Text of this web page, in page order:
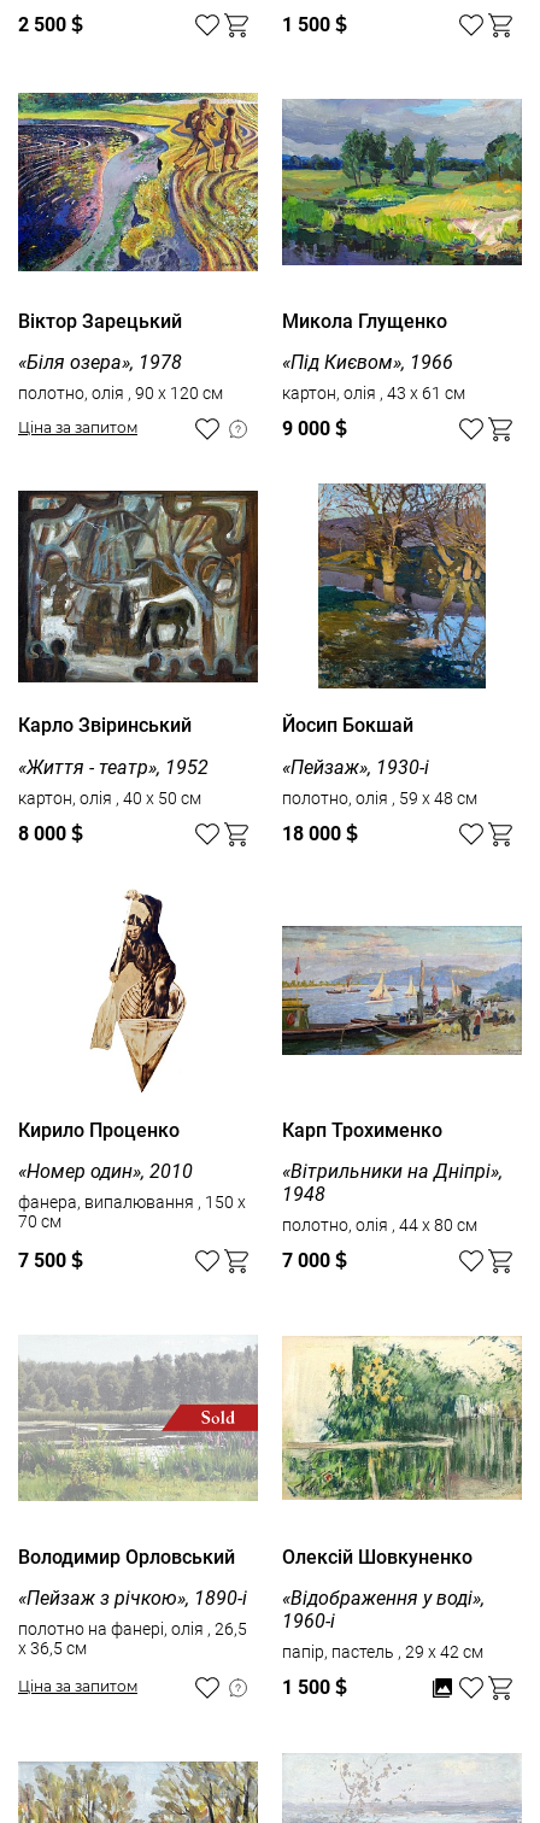
2 500 $ 1 500 $
Вiктор Зарецький
«Біля озера», 1978
полотно, олія , 90 x 120 см
Ціна за запитом
Микола Глущенко
«Під Києвом», 1966
картон, олія , 43 x 61 см
9 000 $
Карло Звіринський
«Життя - театр», 1952
картон, олія , 40 x 50 см
8 000 $
Йосип Бокшай
«Пейзаж», 1930-і
полотно, олія , 59 x 48 см
18 000 $
Кирило Проценко
«Номер один», 2010
фанера, випалювання , 150 x
70 см
7 500 $
Карп Трохименко
«Вітрильники на Дніпрі»,
1948
полотно, олія , 44 x 80 см
7 000 $
Володимир Орловський
«Пейзаж з річкою», 1890-і
полотно на фанері, олія , 26,5
x 36,5 см
Ціна за запитом
Олексій Шовкуненко
«Відображення у воді»,
1960-і
папір, пастель , 29 x 42 см
1 500 $